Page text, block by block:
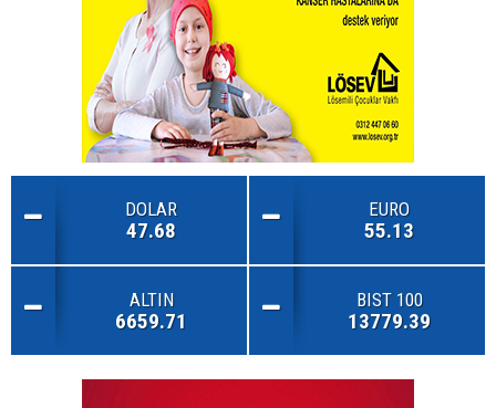
DOLAR
47.68
EURO
55.13
ALTIN
6659.71
BIST 100
13779.39